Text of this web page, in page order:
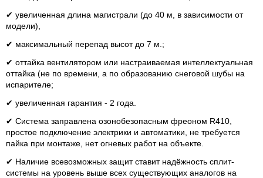
✔ увеличенная длина магистрали (до 40 м, в зависимости от
модели),
✔ максимальный перепад высот до 7 м.;
✔ оттайка вентилятором или настраиваемая интеллектуальная
оттайка (не по времени, а по образованию снеговой шубы на
испарителе;
✔ увеличенная гарантия - 2 года.
✔ Система заправлена озонобезопасным фреоном R410,
простое подключение электрики и автоматики, не требуется
пайка при монтаже, нет огневых работ на объекте.
✔ Наличие всевозможных защит ставит надёжность сплит-
системы на уровень выше всех существующих аналогов на